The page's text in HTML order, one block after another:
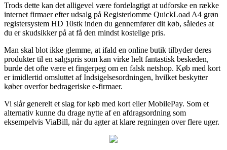
Trods dette kan det alligevel være fordelagtigt at udforske en række
internet firmaer efter udsalg på Registerlomme QuickLoad A4 grøn
registersystem HD 10stk inden du gennemfører dit køb, således at
du er skudsikker på at få den mindst kostelige pris.
Man skal blot ikke glemme, at ifald en online butik tilbyder deres
produkter til en salgspris som kan virke helt fantastisk beskeden,
burde det ofte være et fingerpeg om en falsk netshop. Køb med kort
er imidlertid omsluttet af Indsigelsesordningen, hvilket beskytter
køber overfor bedrageriske e-firmaer.
Vi slår generelt et slag for køb med kort eller MobilePay. Som et
alternativ kunne du drage nytte af en afdragsordning som
eksempelvis ViaBill, når du agter at klare regningen over flere uger.